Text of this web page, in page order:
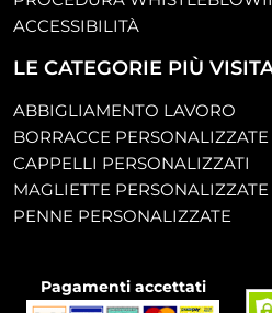
ACCESSIBILITÀ
LE CATEGORIE PIÙ
ABBIGLIAMENTO LAVORO
BORRACCE PERSONALIZZATE
CAPPELLI PERSONALIZZATI
MAGLIETTE PERSONALIZZATE
PENNE PERSONALIZZATE
Pagamenti accettati